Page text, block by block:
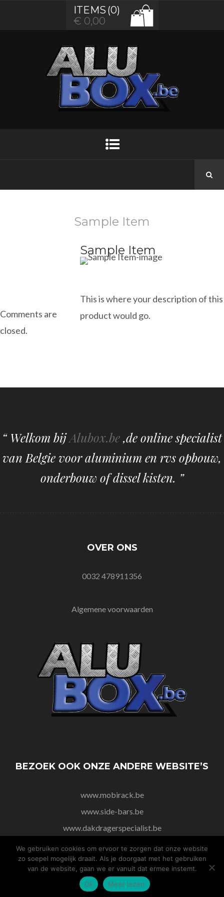
ITEMS (0)
€ 0,00
Sample Item
Sample Item
This is where your description of this
product would go.
Comments are
closed.
“ Welkom bijAlubox.be,de online specialist
van Belgie voor aluminium en rvs opbouw,
onderbouw of dissel kisten. ”
OVER ONS
0032 478911356
Algemene voorwaarden
BEZOEK OOK ONZE ANDERE WEBSITE’S
www.mobirack.be
www.side-bars.be
www.dakdragerspecialist.be
copyright2017©Rijcken
We gebruiken cookies om ervoor te zorgen dat onze website
zo soepel mogelijk draait. Als je doorgaat met het gebruiken
van de website, gaan we er vanuit dat ermee instemt.
Ok
Meer lezen